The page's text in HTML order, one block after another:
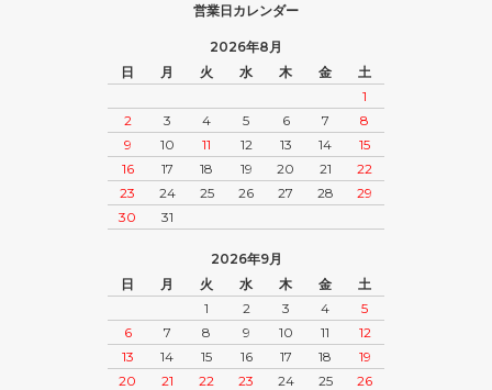
営業日カレンダー
2026年8月
日
月 火 水 木 金
土
1
2
3 4 5 6 7
8
9
10 11 12 13 14
15
16
17 18 19 20 21
22
23
24 25 26 27 28
29
30
31
2026年9月
日
月 火 水 木 金
土
1
2 3 4
5
6
7 8 9 10 11
12
13
14 15 16 17 18
19
20
21 22 23 24 25
26